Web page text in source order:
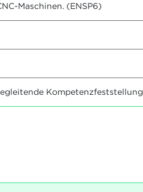
Maschinen. (ENSP6)
Kompetenzfeststellung